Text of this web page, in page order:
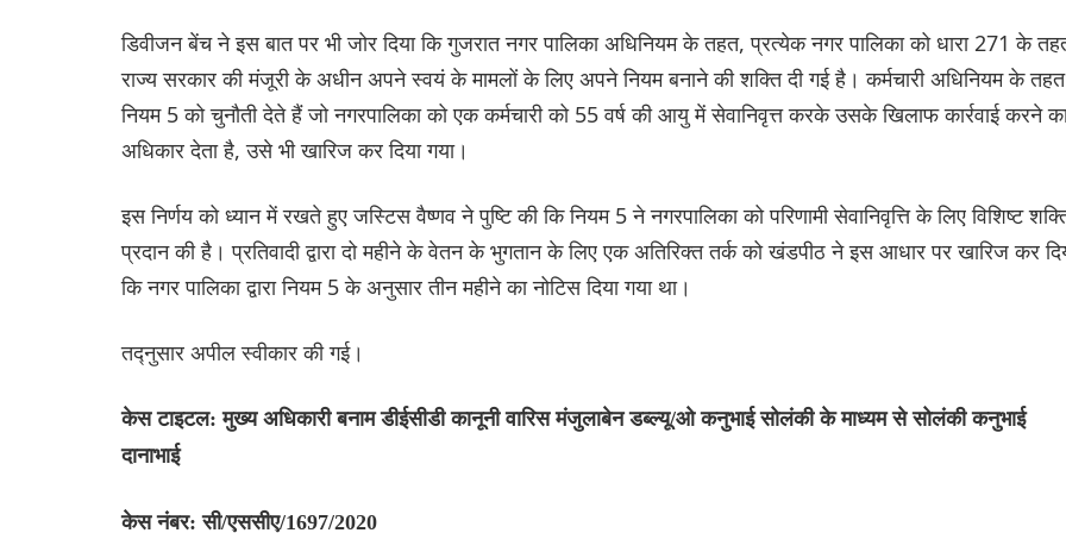
डिवीजन बेंच ने इस बात पर भी जोर दिया कि गुजरात नगर पालिका अधिनियम के तहत, प्रत्येक नगर पालिका को धारा 271 के
राज्य सरकार की मंजूरी के अधीन अपने स्वयं के मामलों के लिए अपने नियम बनाने की शक्ति दी गई है। कर्मचारी अधिनियम के तहत
नियम 5 को चुनौती देते हैं जो नगरपालिका को एक कर्मचारी को 55 वर्ष की आयु में सेवानिवृत्त करके उसके खिलाफ कार्रवाई करने
अधिकार देता है, उसे भी खारिज कर दिया गया।
इस निर्णय को ध्यान में रखते हुए जस्टिस वैष्णव ने पुष्टि की कि नियम 5 ने नगरपालिका को परिणामी सेवानिवृत्ति के लिए विशिष्ट
प्रदान की है। प्रतिवादी द्वारा दो महीने के वेतन के भुगतान के लिए एक अतिरिक्त तर्क को खंडपीठ ने इस आधार पर खारिज कर
कि नगर पालिका द्वारा नियम 5 के अनुसार तीन महीने का नोटिस दिया गया था।
तद्नुसार अपील स्वीकार की गई।
केस टाइटल: मुख्य अधिकारी बनाम डीईसीडी कानूनी वारिस मंजुलाबेन डब्ल्यू/ओ कनुभाई सोलंकी के माध्यम से सोलंकी कनुभाई
दानाभाई
केस नंबर: सी/एससीए/1697/2020